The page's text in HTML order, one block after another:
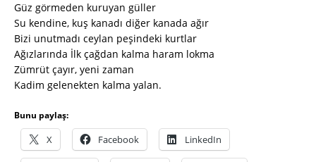
Güz görmeden kuruyan güller
Su kendine, kuş kanadı diğer kanada ağır
Bizi unutmadı ceylan peşindeki kurtlar
Ağızlarında İlk çağdan kalma haram lokma
Zümrüt çayır, yeni zaman
Kadim gelenekten kalma yalan.
Bunu paylaş:
X Facebook LinkedIn